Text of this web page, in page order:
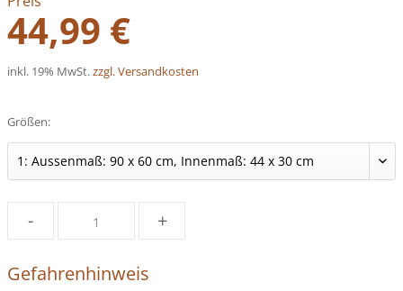
44,99 €
inkl. 19% MwSt.zzgl. Versandkosten
Größen:
- +
Gefahrenhinweis